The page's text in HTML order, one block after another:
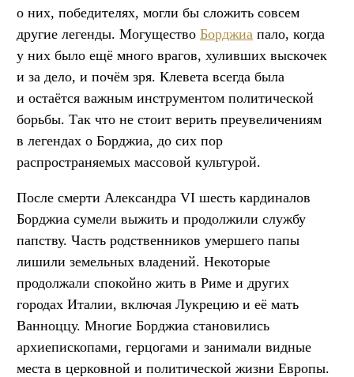
о них, победителях, могли бы сложить совсем
другие легенды. Могущество Борджиа пало, когда
у них было ещё много врагов, хуливших выскочек
и за дело, и почём зря. Клевета всегда была
и остаётся важным инструментом политической
борьбы. Так что не стоит верить преувеличениям
в легендах о Борджиа, до сих пор
распространяемых массовой культурой.
После смерти Александра VI шесть кардиналов
Борджиа сумели выжить и продолжили службу
папству. Часть родственников умершего папы
лишили земельных владений. Некоторые
продолжали спокойно жить в Риме и других
городах Италии, включая Лукрецию и её мать
Ванноццу. Многие Борджиа становились
архиепископами, герцогами и занимали видные
места в церковной и политической жизни Европы.